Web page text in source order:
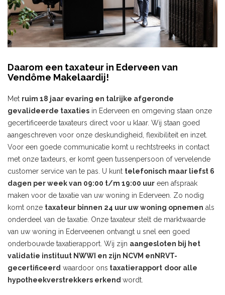
Daarom een taxateur in Ederveen van
Vendôme Makelaardij!
Met ruim 18 jaar evaring en talrijke afgeronde
gevalideerde taxaties in Ederveen en omgeving staan onze
gecertificeerde taxateurs direct voor u klaar. Wij staan goed
aangeschreven voor onze deskundigheid, flexibiliteit en inzet.
Voor een goede communicatie komt u rechtstreeks in contact
met onze taxteurs, er komt geen tussenpersoon of vervelende
customer service van te pas. U kunt telefonisch maar liefst 6
dagen per week van 09:00 t/m 19:00 uur een afspraak
maken voor de taxatie van uw woning in Ederveen. Zo nodig
komt onze taxateur binnen 24 uur uw woning opnemen als
onderdeel van de taxatie. Onze taxateur stelt de marktwaarde
van uw woning in Ederveenen ontvangt u snel een goed
onderbouwde taxatierapport. Wij zijn aangesloten bij het
validatie instituut NWWI en zijn NCVM enNRVT-
gecertificeerd waardoor ons taxatierapport door alle
hypotheekverstrekkers erkend wordt.